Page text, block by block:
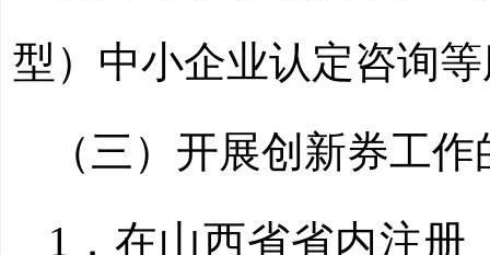
型）中小企业认定咨询
（三）开展创新券工
1．在山西省省内注册